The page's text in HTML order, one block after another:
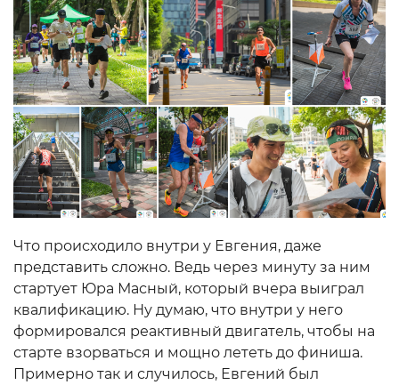
Что происходило внутри у Евгения, даже
представить сложно. Ведь через минуту за ним
стартует Юра Масный, который вчера выиграл
квалификацию. Ну думаю, что внутри у него
формировался реактивный двигатель, чтобы на
старте взорваться и мощно лететь до финиша.
Примерно так и случилось, Евгений был